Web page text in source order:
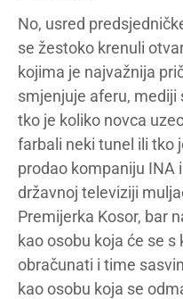
No, usred
se žestoko krenuli
kojima je najvažnija
smjenjuje aferu,
tko je koliko novca
farbali neki tunel ili tko
prodao kompaniju INA
državnoj televiziji
Premijerka Kosor, bar
kao osobu koja će se
obračunati i time
kao osobu koja se